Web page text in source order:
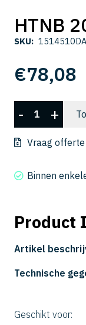
HTNB
SKU:
€78,08
HTNB
2010-
300-
aantal
- +
Vraag
Binnen
Product
Artikel
Technische
Geschikt voor: